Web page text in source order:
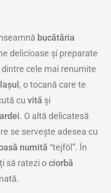
bucătăria
delicioase și preparate
cele mai renumite
, o tocană care te
cu vită și
. O altă delicatesă
se servește adesea cu
numită “tejföl”. În
să ratezi ociorbă